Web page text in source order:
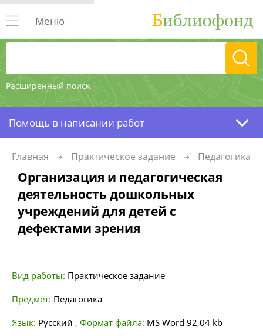
Расширенный поиск
Меню
Помощь в написании работ
Главная Практическое задание Педагогика
Организация и педагогическая
деятельность дошкольных
учреждений для детей с
дефектами зрения
Вид работы: Практическое задание
Предмет: Педагогика
Язык: Русский , Формат файла: MS Word 92,04 kb